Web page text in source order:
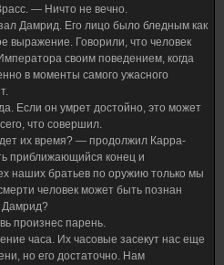
— Ничто не вечно.
Дамрид. Его лицо было бледным как
выражение. Говорили, что человек
своим поведением, когда
в моменты самого ужасного
Если он умрет достойно, это может
что совершил.
их время? — продолжил Карра-
приближающийся конец и
наших братьев по оружию только мы
человек может быть познан
Дамрид?
произнес парень.
часа. Их часовые засекут нас еще
но его достаточно. Нам